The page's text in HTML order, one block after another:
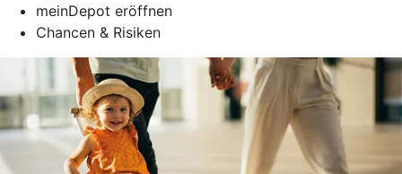
meinDepot eröffnen
Chancen & Risiken